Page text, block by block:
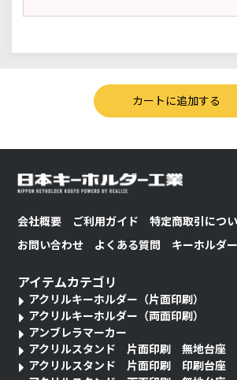
会社概要 ご利用ガイド 特定商取引につ
お問い合わせ
よくある質問 キーホルダ
アイテムカテゴリ
アクリルキーホルダー（片面印刷）
アクリルキーホルダー（両面印刷）
アンブレラマーカー
アクリルスタンド 片面印刷 無地台座
アクリルスタンド 片面印刷 印刷台座